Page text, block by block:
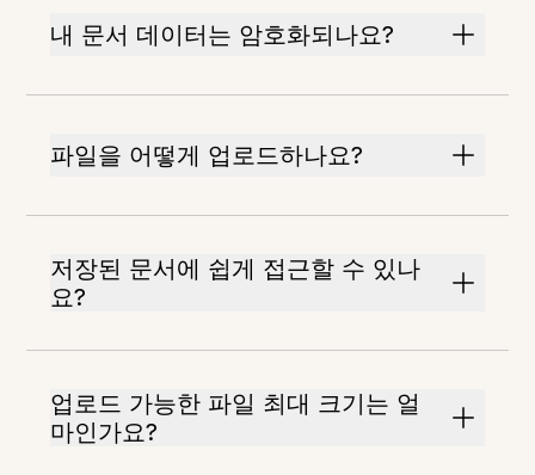
내 문서 데이터는 암호화되나요?
파일을 어떻게 업로드하나요?
저장된 문서에 쉽게 접근할 수 있나
요?
업로드 가능한 파일 최대 크기는 얼
마인가요?